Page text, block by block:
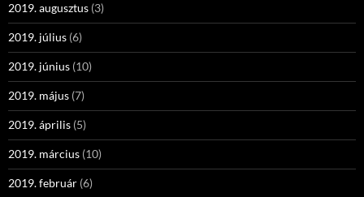
2019. augusztus (3)
2019. július (6)
2019. június (10)
2019. május (7)
2019. április (5)
2019. március (10)
2019. február (6)